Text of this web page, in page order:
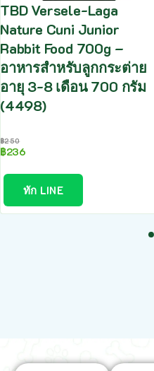
TBD Versele-Laga
Nature Cuni Junior
Rabbit Food 700g –
อาหารสำหรับลูกกระต่าย
อายุ 3-8 เดือน 700 กรัม
(4498)
฿250
฿236
ทัก LINE